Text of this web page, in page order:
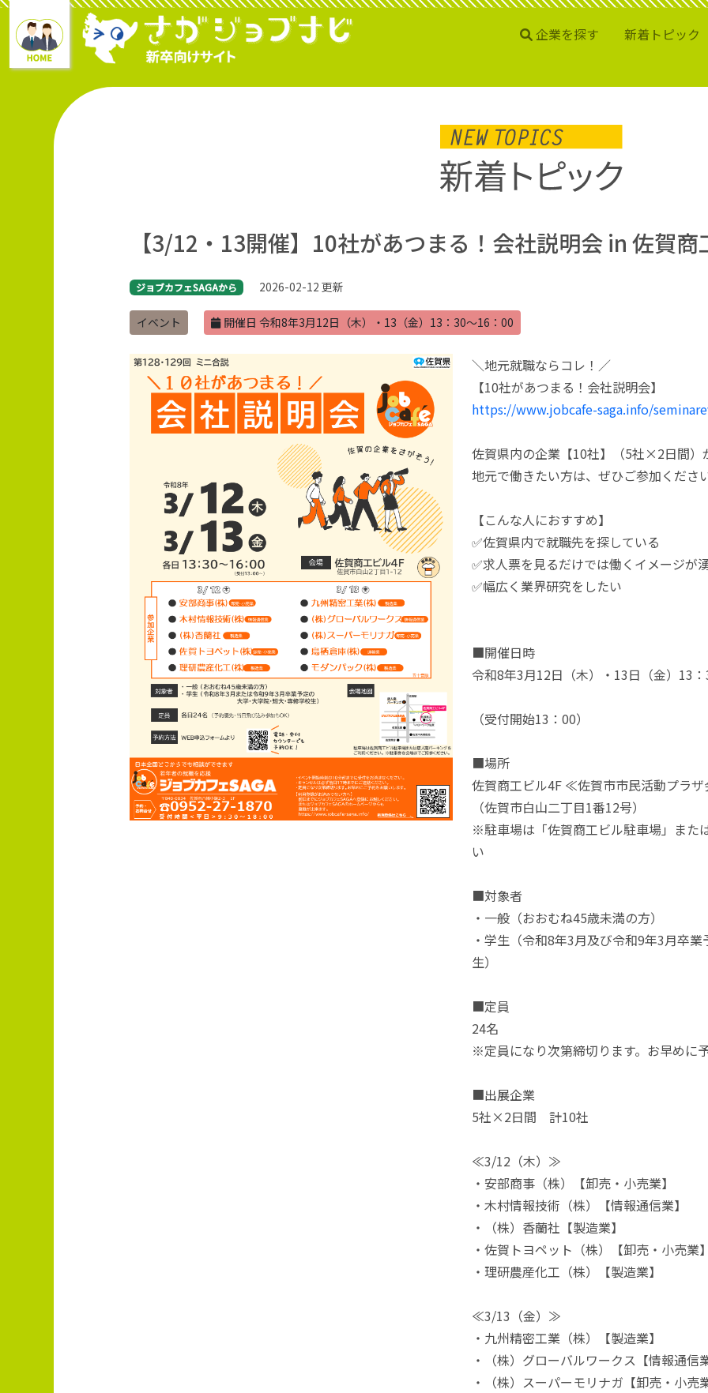
企業を探す 新着トピック
【3/12・13開催】10社があつまる！会社説明会 in 佐賀商
ジョブカフェSAGAから 2026-02-12 更新
イベント 開催日 令和8年3月12日（木）・13（金）13：30～16：00
＼地元就職ならコレ！／
【10社があつまる！会社説明会】
https://www.jobcafe-saga.info/
佐賀県内の企業【10社】（5社×2日間）
地元で働きたい方は、ぜひご参加くださ
【こんな人におすすめ】
✅佐賀県内で就職先を探している
✅求人票を見るだけでは働くイメージが
✅幅広く業界研究をしたい
■開催日時
令和8年3月12日（木）・13日（金）13
（受付開始13：00）
■場所
佐賀商工ビル4F ≪佐賀市市民活動プラ
（佐賀市白山二丁目1番12号）
※駐車場は「佐賀商工ビル駐車場」また
い
■対象者
・一般（おおむね45歳未満の方）
・学生（令和8年3月及び令和9年3月卒
生）
■定員
24名
※定員になり次第締切ります。お早めに
■出展企業
5社×2日間 計10社
≪3/12（木）≫
・安部商事（株）【卸売・小売業】
・木村情報技術（株）【情報通信業】
・（株）香蘭社【製造業】
・佐賀トヨペット（株）【卸売・小売業】
・理研農産化工（株）【製造業】
≪3/13（金）≫
・九州精密工業（株）【製造業】
・（株）グローバルワークス【情報通信業
・（株）スーパーモリナガ【卸売・小売業